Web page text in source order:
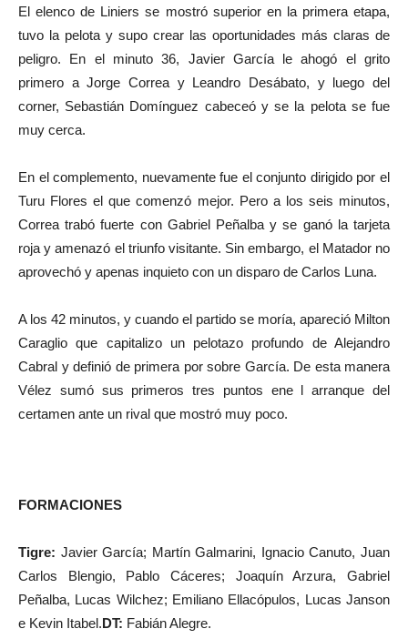
El elenco de Liniers se mostró superior en la primera etapa,
tuvo la pelota y supo crear las oportunidades más claras de
peligro. En el minuto 36, Javier García le ahogó el grito
primero a Jorge Correa y Leandro Desábato, y luego del
corner, Sebastián Domínguez cabeceó y se la pelota se fue
muy cerca.
En el complemento, nuevamente fue el conjunto dirigido por el
Turu Flores el que comenzó mejor. Pero a los seis minutos,
Correa trabó fuerte con Gabriel Peñalba y se ganó la tarjeta
roja y amenazó el triunfo visitante. Sin embargo, el Matador no
aprovechó y apenas inquieto con un disparo de Carlos Luna.
A los 42 minutos, y cuando el partido se moría, apareció Milton
Caraglio que capitalizo un pelotazo profundo de Alejandro
Cabral y definió de primera por sobre García. De esta manera
Vélez sumó sus primeros tres puntos ene l arranque del
certamen ante un rival que mostró muy poco.
FORMACIONES
Tigre: Javier García; Martín Galmarini, Ignacio Canuto, Juan
Carlos Blengio, Pablo Cáceres; Joaquín Arzura, Gabriel
Peñalba, Lucas Wilchez; Emiliano Ellacópulos, Lucas Janson
e Kevin Itabel.DT: Fabián Alegre.